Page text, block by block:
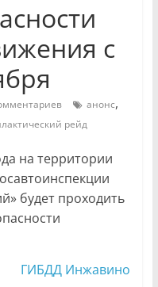
с
анонс,
рейд
на территории
будет проходить
ГИБДД Инжавино